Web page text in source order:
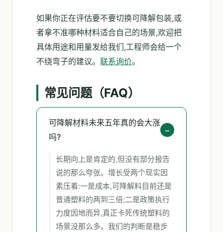
如果你正在评估要不要切换可降解包装,或
者拿不准哪种材料适合自己的场景,欢迎把
具体用途和用量发给我们,工程师会给一个
不绕弯子的建议。 联系询价。
常见问题（FAQ）
可降解材料未来五年真的会大涨
吗?
长期向上是肯定的,但没有部分报告
说的那么夸张。增长受两个现实因
素压着:一是成本,可降解料目前还是
普通塑料的两到三倍;二是政策执行
力度因地而异,真正卡死传统塑料的
场景没那么多。我们的判断是稳步